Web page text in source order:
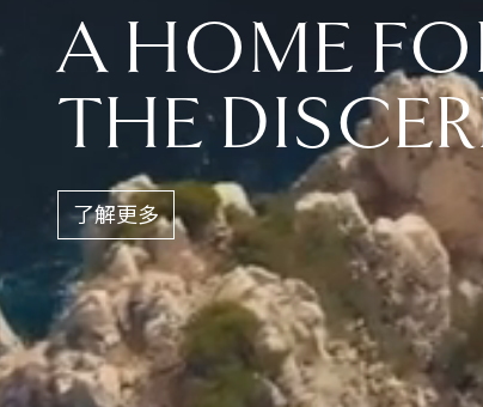
A HOME
THE
了解更多